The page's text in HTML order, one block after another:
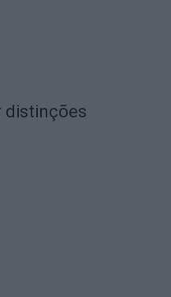
distinções